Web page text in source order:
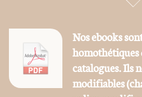
Nos ebooks
homothétiques
catalogues. Ils
modifiables